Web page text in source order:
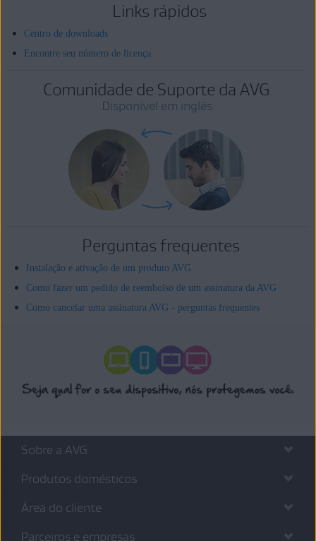
Links rápidos
Centro de downloads
Encontre seu número de licença
Comunidade de Suporte da AVG
Disponível em inglês
Perguntas frequentes
Instalação e ativação de um produto AVG
Como fazer um pedido de reembolso de um assinatura da AVG
Como cancelar uma assinatura AVG - perguntas frequentes
Sobre a AVG
Produtos domésticos
Área do cliente
Parceiros e empresas